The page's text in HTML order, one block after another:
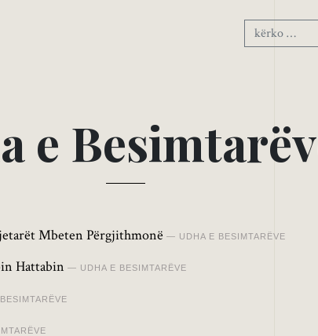
a e Besimtarëv
Mbeten Përgjithmonë UDHA E BESIMTARËVE
Hattabin UDHA E BESIMTARËVE